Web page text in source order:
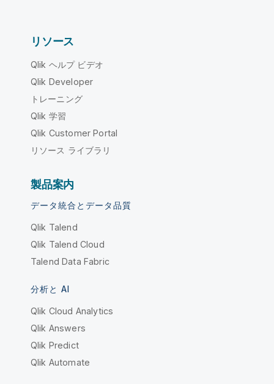
リソース
Qlik ヘルプ ビデオ
Qlik Developer
トレーニング
Qlik 学習
Qlik Customer Portal
リソース ライブラリ
製品案内
データ統合とデータ品質
Qlik Talend
Qlik Talend Cloud
Talend Data Fabric
分析と AI
Qlik Cloud Analytics
Qlik Answers
Qlik Predict
Qlik Automate